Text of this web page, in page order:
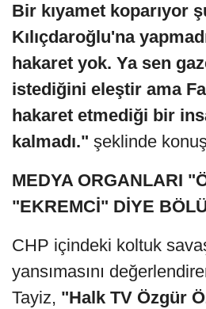
Bir kıyamet koparıyor
Kılıçdaroğlu'na
hakaret yok. Ya sen
istediğini eleştir ama
hakaret etmediği bir
kalmadı." şeklinde
MEDYA ORGANLARI
"EKREMCİ" DİYE
CHP içindeki koltuk
yansımasını
Tayiz, "Halk TV Özgür